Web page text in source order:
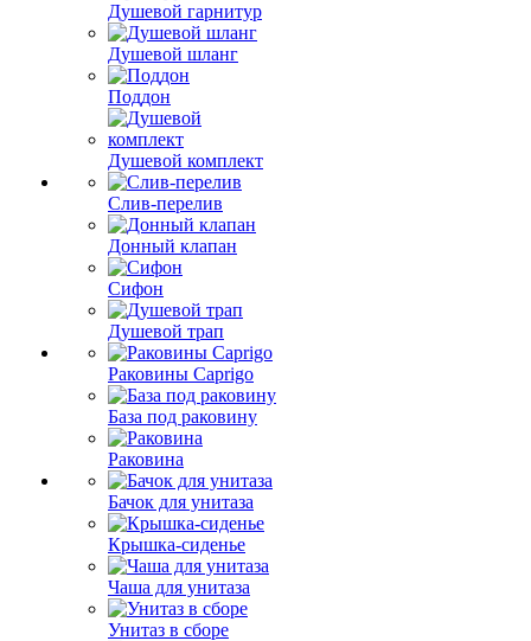
Душевой гарнитур
Душевой шланг
Поддон
Душевой комплект
Слив-перелив
Донный клапан
Сифон
Душевой трап
Раковины Caprigo
База под раковину
Раковина
Бачок для унитаза
Крышка-сиденье
Чаша для унитаза
Унитаз в сборе